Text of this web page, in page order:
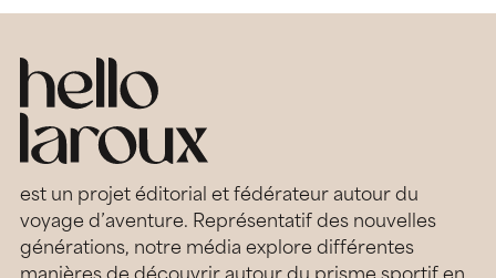
est un projet éditorial et fédérateur autour du
voyage d’aventure. Représentatif des nouvelles
générations, notre média explore différentes